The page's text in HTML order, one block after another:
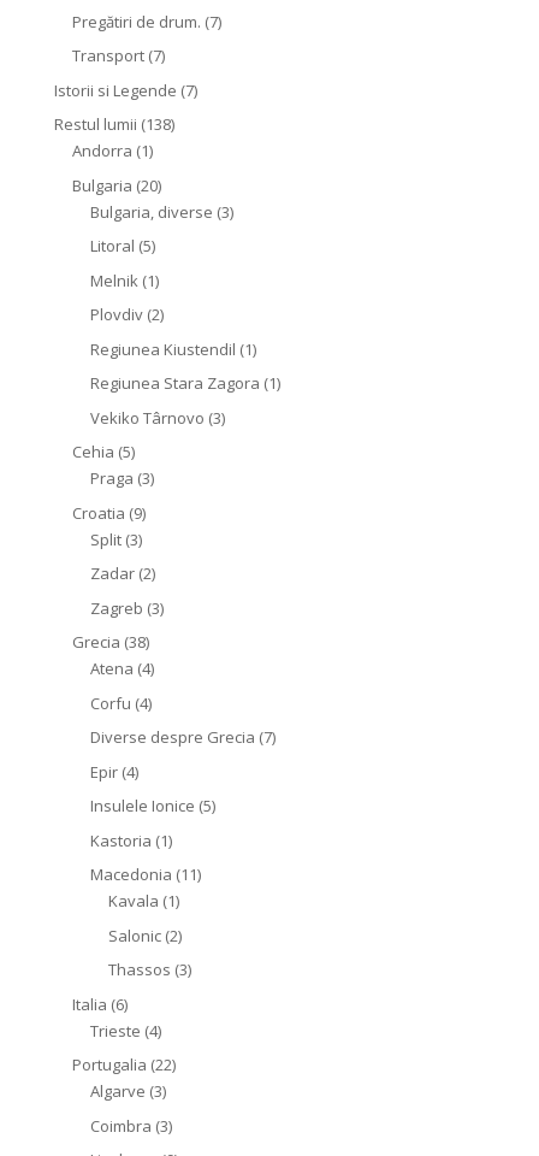
Pregătiri de drum. (7)
Transport(7)
Istorii si Legende (7)
Restul lumii (138)
Andorra (1)
Bulgaria (20)
Bulgaria, diverse (3)
Litoral (5)
Melnik (1)
Plovdiv(2)
Regiunea Kiustendil (1)
Regiunea Stara Zagora (1)
Vekiko Târnovo (3)
Cehia (5)
Praga (3)
Croatia (9)
Split(3)
Zadar(2)
Zagreb (3)
Grecia (38)
Atena (4)
Corfu (4)
Diverse despre Grecia (7)
Epir(4)
Insulele Ionice (5)
Kastoria (1)
Macedonia (11)
Kavala (1)
Salonic(2)
Thassos (3)
Italia (6)
Trieste (4)
Portugalia (22)
Algarve (3)
Coimbra (3)